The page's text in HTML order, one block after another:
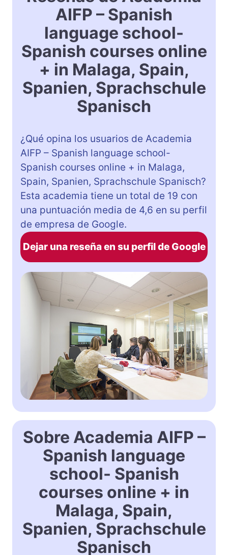
AIFP – Spanish
language school-
Spanish courses online
+ in Malaga, Spain,
Spanien, Sprachschule
Spanisch
¿Qué opina los usuarios de Academia
AIFP – Spanish language school-
Spanish courses online + in Malaga,
Spain, Spanien, Sprachschule Spanisch?
Esta academia tiene un total de 19 con
una puntuación media de 4,6 en su perfil
de empresa de Google.
Dejar una reseña en su perfil de Google
Sobre Academia AIFP –
Spanish language
school- Spanish
courses online + in
Malaga, Spain,
Spanien, Sprachschule
Spanisch